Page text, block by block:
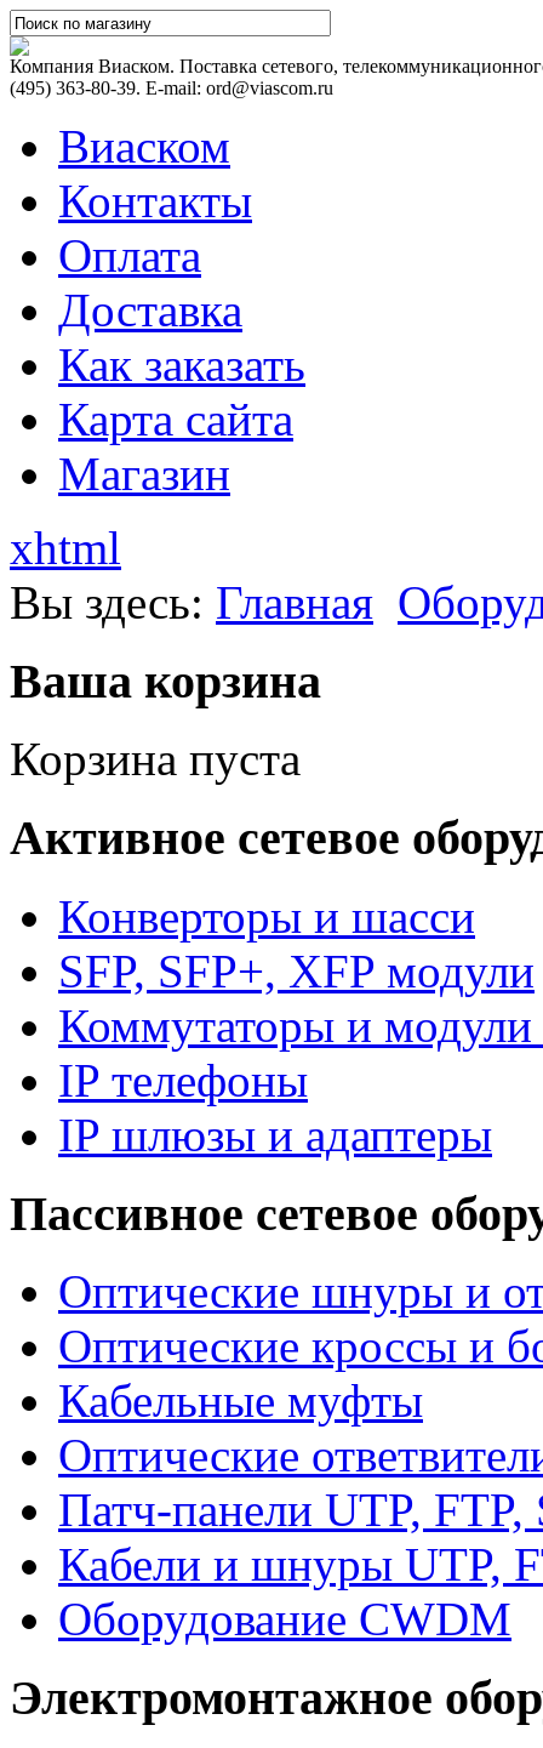
Компания Виаском. Поставка сетевого,
(495) 363-80-39. E-mail: ord@viascom.ru
Виаском
Контакты
Оплата
Доставка
Как заказать
Карта сайта
Магазин
xhtml
Вы здесь: Главная
Ваша корзина
Корзина пуста
Активное сетевое
Конверторы и шасси
SFP, SFP+, XFP модули
Коммутаторы и модули
IP телефоны
IP шлюзы и адаптеры
Пассивное сетевое
Оптические шнуры и
Оптические кроссы и
Кабельные муфты
Оптические
Патч-панели UTP, FTP,
Кабели и шнуры UTP,
Оборудование CWDM
Электромонтажное